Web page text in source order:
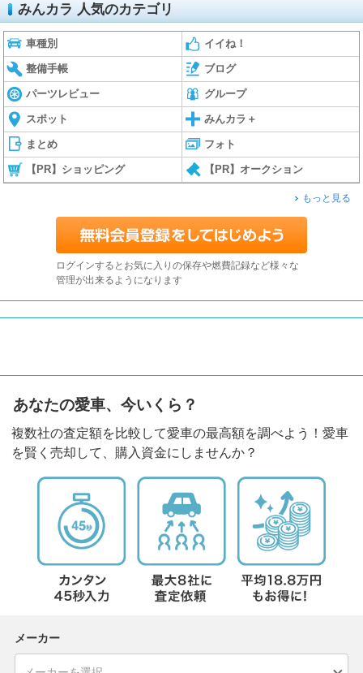
みんカラ 人気のカテゴリ
車種別 イイね！
整備手帳 ブログ
パーツレビュー グループ
スポット みんカラ＋
まとめ フォト
【PR】ショッピング 【PR】オークション
もっと見る
ログインするとお気に入りの保存や燃費記録など様々な
管理が出来るようになります
あなたの愛車、今いくら？
複数社の査定額を比較して愛車の最高額を調べよう！愛車
を賢く売却して、購入資金にしませんか？
メーカー